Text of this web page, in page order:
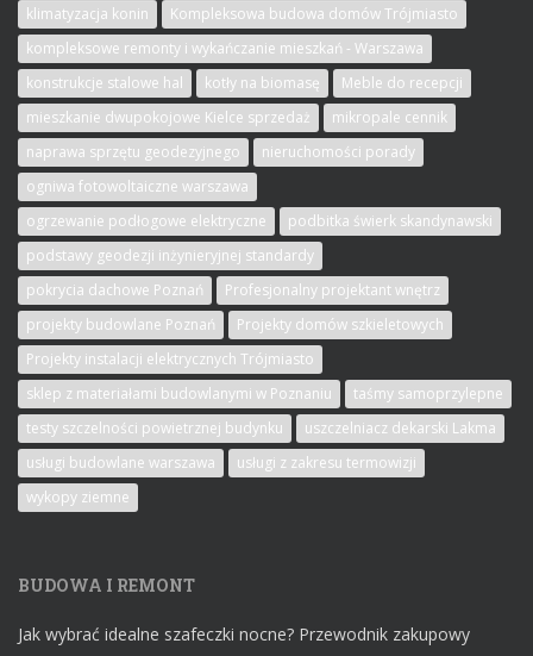
klimatyzacja konin
Kompleksowa budowa domów Trójmiasto
kompleksowe remonty i wykańczanie mieszkań - Warszawa
konstrukcje stalowe hal
kotły na biomasę
Meble do recepcji
mieszkanie dwupokojowe Kielce sprzedaż
mikropale cennik
naprawa sprzętu geodezyjnego
nieruchomości porady
ogniwa fotowoltaiczne warszawa
ogrzewanie podłogowe elektryczne
podbitka świerk skandynawski
podstawy geodezji inżynieryjnej standardy
pokrycia dachowe Poznań
Profesjonalny projektant wnętrz
projekty budowlane Poznań
Projekty domów szkieletowych
Projekty instalacji elektrycznych Trójmiasto
sklep z materiałami budowlanymi w Poznaniu
taśmy samoprzylepne
testy szczelności powietrznej budynku
uszczelniacz dekarski Lakma
usługi budowlane warszawa
usługi z zakresu termowizji
wykopy ziemne
BUDOWA I REMONT
Jak wybrać idealne szafeczki nocne? Przewodnik zakupowy